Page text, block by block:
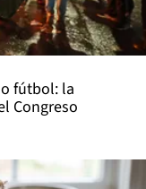
fútbol: la
Congreso